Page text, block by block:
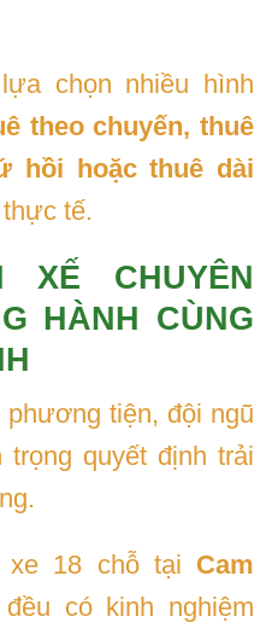
chọn nhiều hình
theo chuyến, thuê
hồi hoặc thuê dài
tế.
CHUYÊN
HÀNH CÙNG
tiện, đội ngũ
quyết định trải
xe 18 chỗ tại Cam
đều có kinh nghiệm